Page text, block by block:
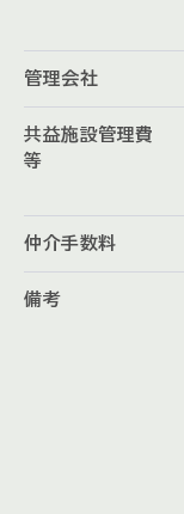
管理会社
共益施設管理費
等
仲介手数料
備考